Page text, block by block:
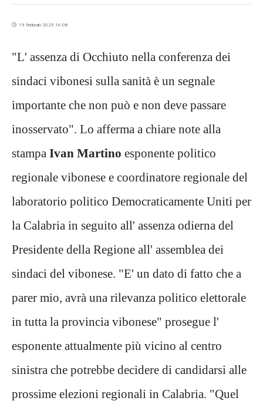
19 febbraio 2025 16:08
"L' assenza di Occhiuto nella conferenza dei
sindaci vibonesi sulla sanità è un segnale
importante che non può e non deve passare
inosservato". Lo afferma a chiare note alla
stampa Ivan Martino esponente politico
regionale vibonese e coordinatore regionale del
laboratorio politico Democraticamente Uniti per
la Calabria in seguito all' assenza odierna del
Presidente della Regione all' assemblea dei
sindaci del vibonese. "E' un dato di fatto che a
parer mio, avrà una rilevanza politico elettorale
in tutta la provincia vibonese" prosegue l'
esponente attualmente più vicino al centro
sinistra che potrebbe decidere di candidarsi alle
prossime elezioni regionali in Calabria. "Quel